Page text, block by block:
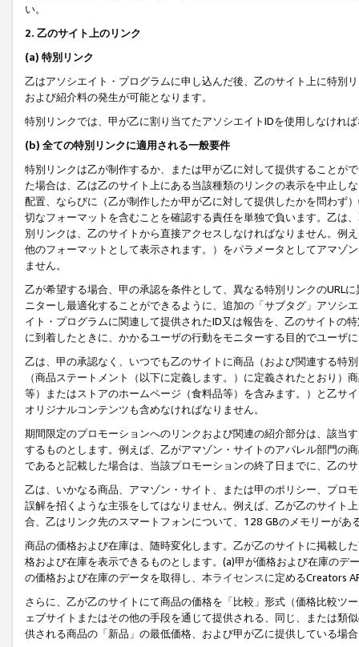
い。
2. 乙のサイト上のリンク
(a) 特別リンク
乙はアソシエイト・プログラムに申し込んだ後、乙のサイト上に特別
および紹介料の発生が可能となります。
特別リンクでは、甲が乙に割り当てたアソシエイトIDを使用しなけれ
(b) 全ての特別リンクに適用される一般要件
特別リンクは乙が制作するか、または甲が乙に対して提供することが
た場合は、乙は乙のサイト上にある当該種類のリンクの表示を中止し
配置、ならびに（乙が制作したか甲が乙に対して提供したかを問わず
切なフォーマットを含むことを確認する責任を単独で負います。乙は
別リンクは、乙のサイトから直接アクセスしなければなりません。例
他のフォーマットとして表示されます。）をパラメータとしてアマゾ
ません。
乙が希望する場合、甲の承認を条件として、異なる特別リンクのURL
ニターし最適化することができるように、追加の「サブタグ」アソシ
イト・プログラムに関連して提供されたID又は報告を、乙のサイトの
に到着したときに、かかるユーザの行動をモニターする目的でユーザ
乙は、甲の承認なく、いつでも乙のサイトに商品（および関連する特
（商品ステートメント（以下に定義します。）に定義されたとおり
等）またはストアのホームページ（食料品等）を含みます。）と乙サ
オリジナルコンテンツも含めなければなりません。
期間限定のプロモーションへのリンクおよび関連の紹介部分は、該当
するものとします。例えば、乙がアマゾン・サイトのアパレル部門の
であると記載した場合は、当該プロモーションの終了日までに、乙の
乙は、いかなる商品、アマゾン・サイト、または甲のポリシー、プロ
誤解を招くような主張をしてはなりません。例えば、乙が乙のサイト
合、乙はリンク先のスマートフォンについて、128 GBのメモリーがあ
商品の価格および在庫は、随時変化します。乙が乙のサイトに掲載し
格および在庫を表示できるものとします。(a)甲が価格および在庫の
の価格および在庫のデータを取得し、 本ライセンスに定めるCreators
さらに、乙が乙のサイトにて商品の価格を「比較」形式（価格比較ツ
ェブサイトまたはその他の手段を通じて提供される、同じ、または類
供される商品の「新品」の最低価格、および甲が乙に提供している場